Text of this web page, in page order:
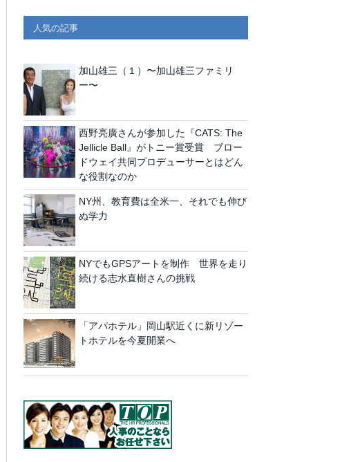
人気の記事
加山雄三（１）〜加山雄三ファミリ
ー〜
西野亮廣さんが参加した『CATS: The
Jellicle Ball』がトニー賞受賞 ブロー
ドウェイ共同プロデューサーとはどん
な役割なのか
NY州、教育費は全米一、それでも伸び
ぬ学力
NYでもGPSアートを制作 世界を走り
続ける志水直樹さんの挑戦
「アパホテル」岡山駅近くに新リゾー
トホテルを今夏開業へ